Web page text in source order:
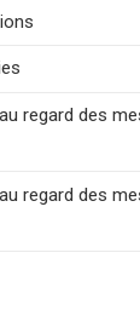
regard des
regard des